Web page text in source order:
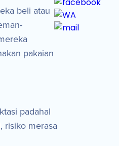
beli atau
pakaian
padahal
risiko merasa